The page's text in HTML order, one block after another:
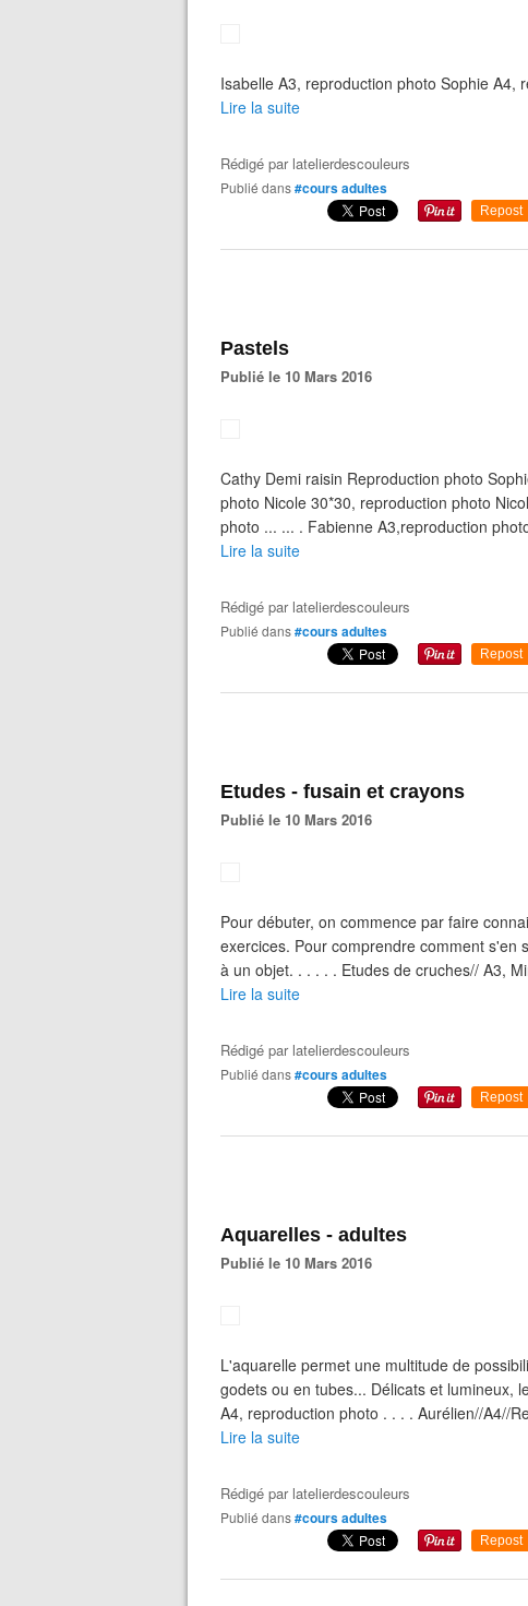
Isabelle A3, reproduction photo Sophie A4,
Lire la suite
Rédigé par latelierdescouleurs
Publié dans#cours adultes
Repost
Pastels
Publié le 10 Mars 2016
Cathy Demi raisin Reproduction photo
photo Nicole 30*30, reproduction photo
photo ... ... . Fabienne A3,reproduction
Lire la suite
Rédigé par latelierdescouleurs
Publié dans#cours adultes
Repost
Etudes - fusain et crayons
Publié le 10 Mars 2016
Pour débuter, on commence par faire
exercices. Pour comprendre comment s'en
à un objet. . . . . . Etudes de cruches// A3,
Lire la suite
Rédigé par latelierdescouleurs
Publié dans#cours adultes
Repost
Aquarelles - adultes
Publié le 10 Mars 2016
L'aquarelle permet une multitude de
godets ou en tubes... Délicats et lumineux,
A4, reproduction photo . . . . Aurélien//A4//
Lire la suite
Rédigé par latelierdescouleurs
Publié dans#cours adultes
Repost